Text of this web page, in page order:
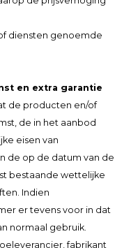
diensten genoemde
en extra garantie
de producten en/of
de in het aanbod
eisen van
de op de datum van de
bestaande wettelijke
Indien
er tevens voor in dat
normaal gebruik.
fabrikant